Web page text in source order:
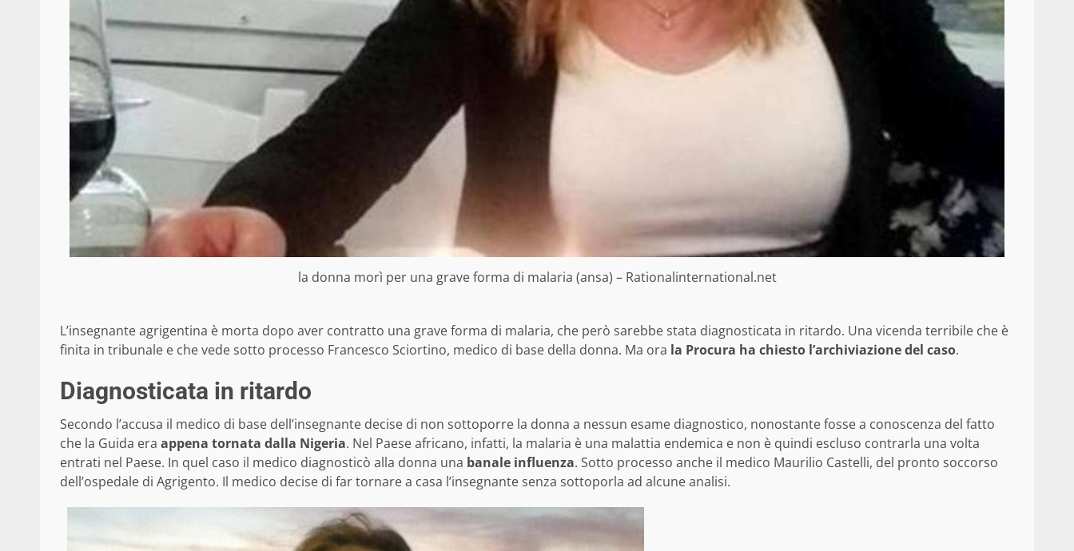
la donna morì per una grave forma di malaria (ansa) – Rationalinternational.net
L’insegnante agrigentina è morta dopo aver contratto una grave forma di malaria, che però sarebbe stata diagnosticata in ritardo. Una vicenda terribile che è
finita in tribunale e che vede sotto processo Francesco Sciortino, medico di base della donna. Ma ora la Procura ha chiesto l’archiviazione del caso.
Diagnosticata in ritardo
Secondo l’accusa il medico di base dell’insegnante decise di non sottoporre la donna a nessun esame diagnostico, nonostante fosse a conoscenza del fatto
che la Guida era appena tornata dalla Nigeria. Nel Paese africano, infatti, la malaria è una malattia endemica e non è quindi escluso contrarla una volta
entrati nel Paese. In quel caso il medico diagnosticò alla donna una banale influenza. Sotto processo anche il medico Maurilio Castelli, del pronto soccorso
dell’ospedale di Agrigento. Il medico decise di far tornare a casa l’insegnante senza sottoporla ad alcune analisi.